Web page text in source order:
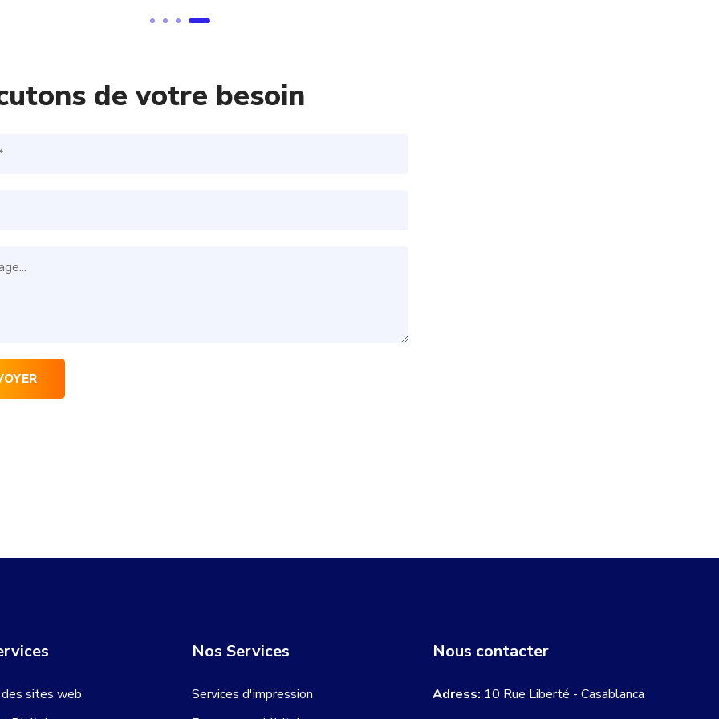
de votre besoin
sites web
Nos Services
Services d'impression
Nous contacter
Adress: 10 Rue Liberté - Casablanca